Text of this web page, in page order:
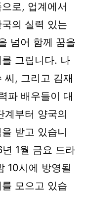
로, 업계에서
의 실력 있는
넘어 함께 꿈을
그립니다. 나
씨, 그리고 김재
파 배우들이 대
계부터 양국의
받고 있습니
1월 금요 드라
10시에 방영될
모으고 있습